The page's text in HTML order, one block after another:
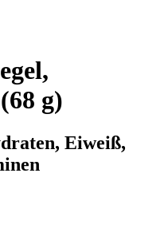
g)
Eiweiß,